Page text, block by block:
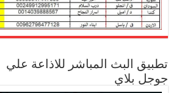
تطبيق البث المباشر للاذاعة علي
جوجل بلاي